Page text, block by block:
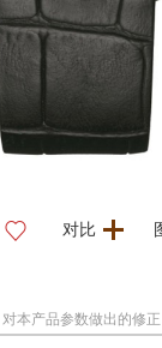
对比
对本产品参数做出的修正